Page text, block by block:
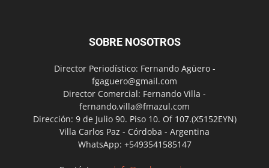
SOBRE NOSOTROS
Director Periodístico: Fernando Agüero -
fgaguero@gmail.com
Director Comercial: Fernando Villa -
fernando.villa@fmazul.com
Dirección: 9 de Julio 90. Piso 10. Of 107.(X5152EYN)
Villa Carlos Paz - Córdoba - Argentina
WhatsApp: +5493541585147